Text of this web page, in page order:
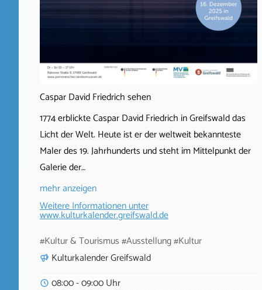
Caspar David Friedrich sehen
1774 erblickte Caspar David Friedrich in Greifswald das
Licht der Welt. Heute ist er der weltweit bekannteste
Maler des 19. Jahrhunderts und steht im Mittelpunkt der
Galerie der…
mehr anzeigen
Weitere Informationen unter
www.kulturkalender.greifswald.de
#Kultur & Tourismus #Ausstellung #Kultur
Kulturkalender Greifswald
08:00 - 09:00 Uhr